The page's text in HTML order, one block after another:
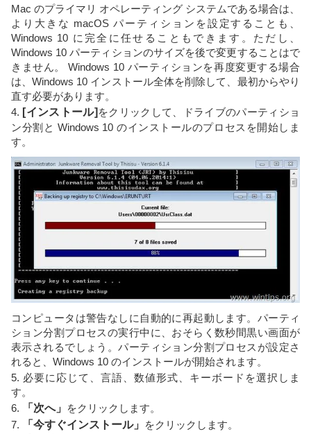
Mac のプライマリ オペレーティング システムである場合は、
より大きな macOS パーティションを設定することも、
Windows 10 に完全に任せることもできます。ただし、
Windows 10 パーティションのサイズを後で変更することはで
きません。 Windows 10 パーティションを再度変更する場合
は、Windows 10 インストール全体を削除して、最初からやり
直す必要があります。
4. [インストール] をクリックして、ドライブのパーティショ
ン分割と Windows 10 のインストールのプロセスを開始しま
す。
コンピュータは警告なしに自動的に再起動します。パーティ
ション分割プロセスの実行中に、おそらく数秒間黒い画面が
表示されるでしょう。パーティション分割プロセスが設定さ
れると、Windows 10 のインストールが開始されます。
5. 必要に応じて、言語、数値形式、キーボードを選択しま
す。
6.
「次へ」
をクリックします。
7.
「今すぐインストール」
をクリックします。